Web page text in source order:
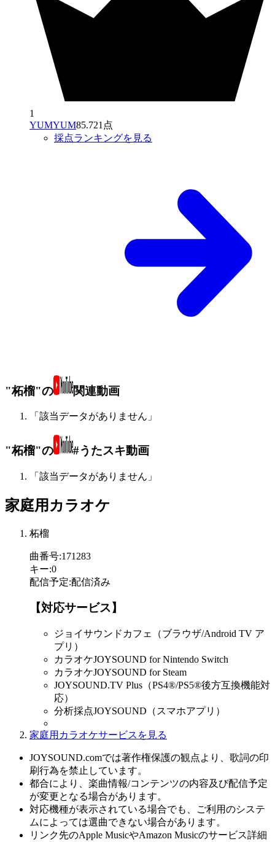
1
YUMYUM85.721点
採点ランキングを見る
"柘榴"の 関連動画
「該当データがありません」
"柘榴"の #うたスキ動画
「該当データがありません」
家庭用カラオケ
柘榴
曲番号:171283
キー:0
配信予定:配信済み
【対応サービス】
ジョイサウンドカフェ（ブラウザ/Android TV ア
プリ）
カラオケJOYSOUND for Nintendo Switch
カラオケJOYSOUND for Steam
JOYSOUND.TV Plus（PS4®/PS5®後方互換機能対
応）
分析採点JOYSOUND（スマホアプリ）
家庭用カラオケサービスを見る
JOYSOUND.comでは著作権保護の観点より、歌詞の印
刷行為を禁止しています。
都合により、楽曲情報/コンテンツの内容及び配信予定
が変更となる場合があります。
対応機種が表示されている場合でも、ご利用のシステ
ムによっては選曲できない場合があります。
リンク先のApple MusicやAmazon Musicのサービス詳細